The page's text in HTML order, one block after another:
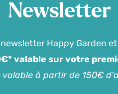
Newsletter
Happy Garden
valable sur votre
valable à partir de 150€